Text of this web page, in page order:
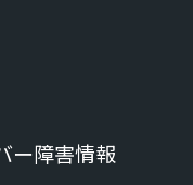
ー障害情報